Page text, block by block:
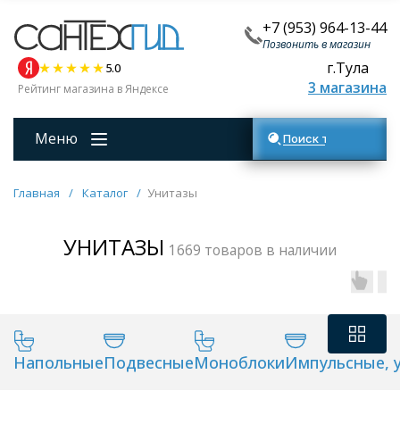
+7 (953) 964-13-44
Позвонить в магазин
5.0
Рейтинг магазина в Яндексе
г.Тула
3 магазина
Меню Поиск товаров
Главная / Каталог / Унитазы
УНИТАЗЫ 1669 товаров в наличии
НапольныеПодвесныеМоноблокиИмпульсные,